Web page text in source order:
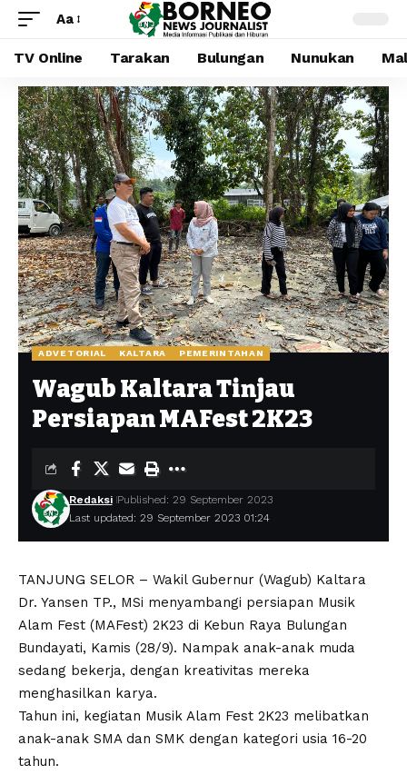
Aa
TV Online Tarakan Bulungan Nunukan
ADVETORIAL KALTARA PEMERINTAHAN
Wagub Kaltara Tinjau
Persiapan MAFest 2K23
Last updated: 29 September 2023 01:24
Redaksi Published: 29 September 2023
TANJUNG SELOR – Wakil Gubernur (Wagub) Kaltara
Dr. Yansen TP., MSi menyambangi persiapan Musik
Alam Fest (MAFest) 2K23 di Kebun Raya Bulungan
Bundayati, Kamis (28/9). Nampak anak-anak muda
sedang bekerja, dengan kreativitas mereka
menghasilkan karya.
Tahun ini, kegiatan Musik Alam Fest 2K23 melibatkan
anak-anak SMA dan SMK dengan kategori usia 16-20
tahun.